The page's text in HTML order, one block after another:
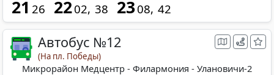
21 26 2202 38 2308 42
Автобус №12
(На пл. Победы)
Микрорайон Медцентр - Филармония - Улановичи-2